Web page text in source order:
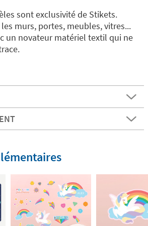
sont exclusivité de Stikets.
murs, portes, meubles, vitres...
un novateur matériel textil qui ne